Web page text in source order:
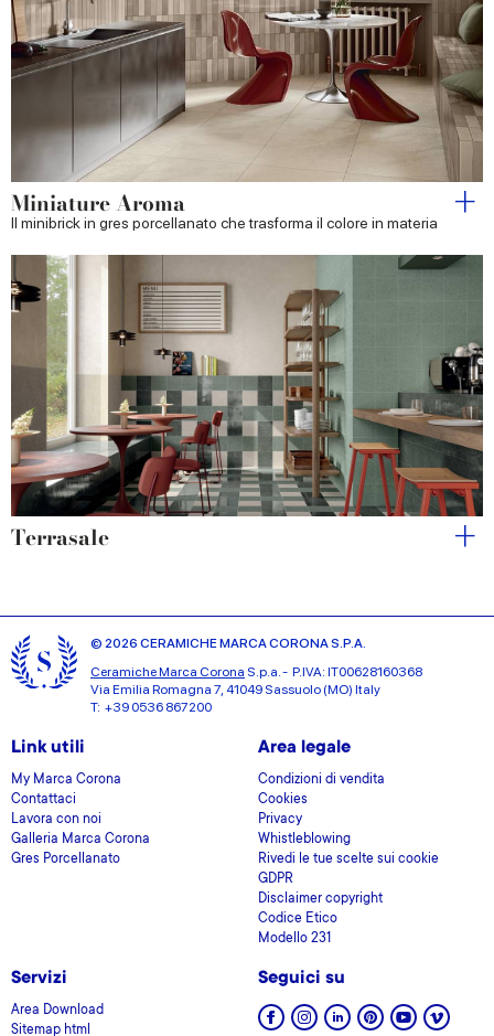
Miniature Aroma
Il minibrick in gres porcellanato che trasforma il colore in materia
Terrasale
© 2026 CERAMICHE MARCA CORONA S.P.A.
Ceramiche Marca Corona S.p.a. - P.IVA: IT00628160368
Via Emilia Romagna 7, 41049 Sassuolo (MO) Italy
T: +39 0536 867200
Link utili
My Marca Corona
Contattaci
Lavora con noi
Galleria Marca Corona
Gres Porcellanato
Area legale
Condizioni di vendita
Cookies
Privacy
Whistleblowing
Rivedi le tue scelte sui cookie
GDPR
Disclaimer copyright
Codice Etico
Modello 231
Servizi
Area Download
Sitemap html
Seguici su